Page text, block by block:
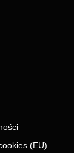
(EU)